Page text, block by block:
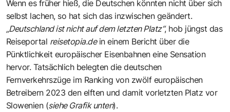
Wenn es früher hieß, die Deutschen könnten nicht über sich
selbst lachen, so hat sich das inzwischen geändert.
„Deutschland ist nicht auf dem letzten Platz“, hob jüngst das
Reiseportal reisetopia.dein einem Bericht über die
Pünktlichkeit europäischer Eisenbahnen eine Sensation
hervor. Tatsächlich belegten die deutschen
Fernverkehrszüge im Ranking von zwölf europäischen
Betreibern 2023 den elften und damit vorletzten Platz vor
Slowenien (siehe Grafik unten).